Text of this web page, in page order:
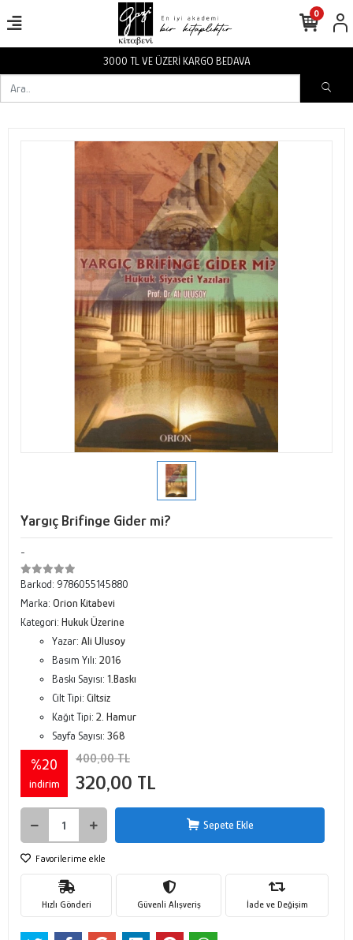
3000 TL VE ÜZERİ KARGO BEDAVA
0
Yargıç Brifinge Gider mi?
-
Barkod: 9786055145880
Marka: Orion Kitabevi
Kategori: Hukuk Üzerine
Yazar: Ali Ulusoy
Basım Yılı: 2016
Baskı Sayısı: 1.Baskı
Cilt Tipi: Ciltsiz
Kağıt Tipi: 2. Hamur
Sayfa Sayısı: 368
%20
indirim
400,00 TL
320,00 TL
Sepete Ekle
Favorilerime ekle
Hızlı Gönderi Güvenli Alışveriş İade ve Değişim